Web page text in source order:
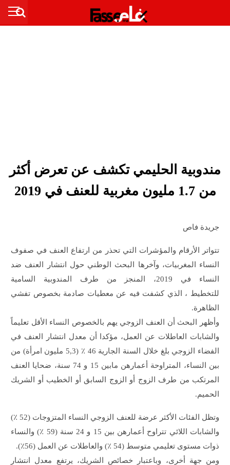
مندوبية الحليمي تكشف عن تعرض أكثر
من 1.7 مليون مغربية للعنف في 2019
جريدة فاص
تتواتر الأرقام والمؤشرات التي تحذر من ارتفاع العنف في صفوف
النساء المغربيات، وآخرها البحث الوطني حول انتشار العنف ضد
النساء في 2019، المنجز من طرف المندوبية السامية
للتخطيط ، الذي كشفت فيه عن معطيات صادمة بخصوص تفشي
الظاهرة.
وأظهر البحث أن العنف الزوجي يهم بالخصوص النساء الأقل تعليماً
والشابات العاطلات عن العمل، مؤكدا أن معدل انتشار العنف في
الفضاء الزوجي بلغ خلال السنة الجارية 46 ٪ (5,3 مليون امرأة) من
بين النساء، المتراوحة أعمارهن مابين 15 و 74 سنة، ضحايا العنف
المرتكب من طرف الزوج أو الزوج السابق أو الخطيب أو الشريك
الحميم.
وتظل الفئات الأكثر عرضة للعنف الزوجي النساء المتزوجات (52 ٪)
والشابات اللائي تتراوح أعمارهن بين 15 و 24 سنة (59 ٪) والنساء
ذوات مستوى تعليمي متوسط (54 ٪) والعاطلات عن العمل (56٪).
ومن جهة أخرى، وباعتبار خصائص الشريك، يرتفع معدل انتشار